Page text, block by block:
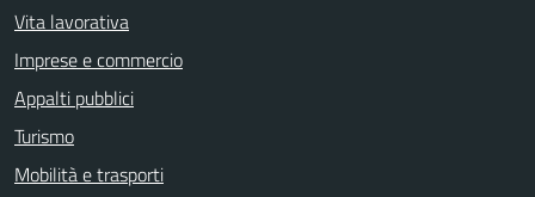
Vita lavorativa
Imprese e commercio
Appalti pubblici
Turismo
Mobilità e trasporti